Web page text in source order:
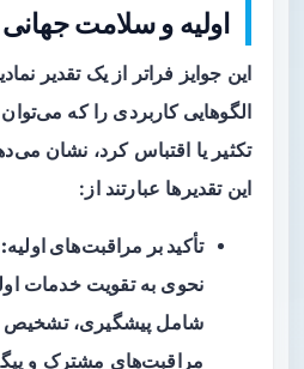
اولیه و سلامت جهانی
این جوایز فراتر از یک تقدیر
الگوهایی کاربردی را که
تکثیر یا اقتباس کرد، نشان
این تقدیرها عبارتند از:
تأکید بر مراقبت‌های اولیه:
نحوی به تقویت خدمات
شامل پیشگیری، تشخیص
مراقبت‌های مشترک و